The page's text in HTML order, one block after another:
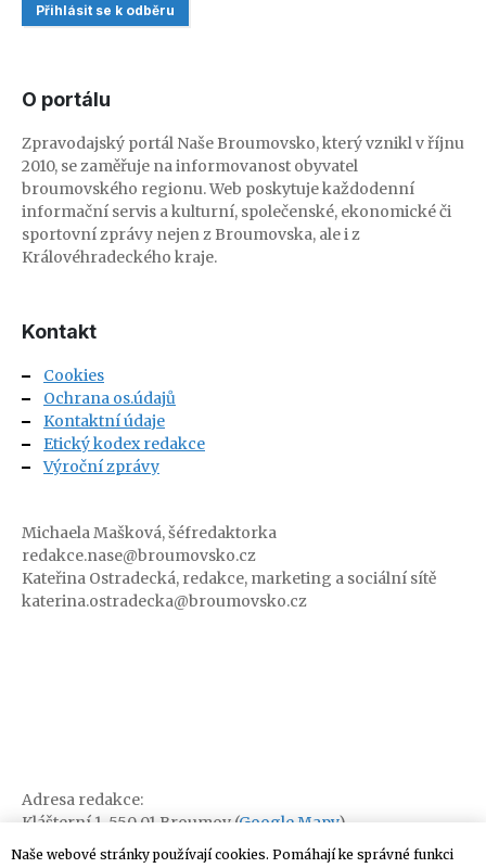
Přihlásit se k odběru
O portálu
Zpravodajský portál Naše Broumovsko, který vznikl v říjnu
2010, se zaměřuje na informovanost obyvatel
broumovského regionu. Web poskytuje každodenní
informační servis a kulturní, společenské, ekonomické či
sportovní zprávy nejen z Broumovska, ale i z
Královéhradeckého kraje.
Kontakt
Cookies
Ochrana os.údajů
Kontaktní údaje
Etický kodex redakce
Výroční zprávy
Michaela Mašková, šéfredaktorka
redakce.nase@broumovsko.cz
Kateřina Ostradecká, redakce, marketing a sociální sítě
katerina.ostradecka@broumovsko.cz
Adresa redakce:
Klášterní 1, 550 01 Broumov (Google Mapy)
Naše webové stránky používají cookies. Pomáhají ke správné funkci